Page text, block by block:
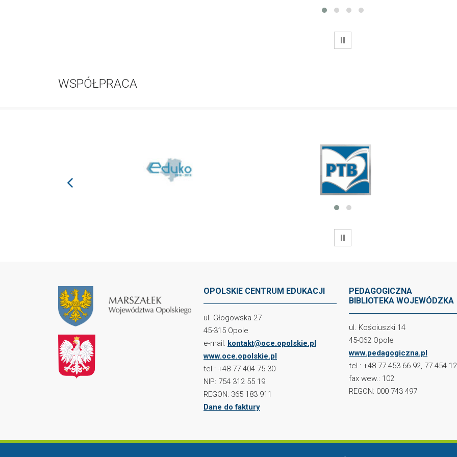
WSTRZYMAJ
WSPÓŁPRACA
prev
WSTRZYMAJ
OPOLSKIE CENTRUM EDUKACJI
ul. Głogowska 27
45-315 Opole
e-mail: kontakt@oce.opolskie.pl
www.oce.opolskie.pl
tel.: +48 77 404 75 30
NIP: 754 312 55 19
REGON: 365 183 911
Dane do faktury
PEDAGOGICZNA
BIBLIOTEKA WOJEWÓDZKA
ul. Kościuszki 14
45-062 Opole
www.pedagogiczna.pl
tel.: +48 77 453 66 92, 77 454
fax wew.: 102
REGON: 000 743 497